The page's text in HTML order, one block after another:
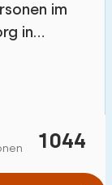
27
im
in
1044